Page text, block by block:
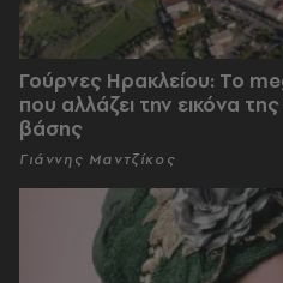
Γούρνες Ηρακλείου: To
που αλλάζει την εικόνα
βάσης
Γιάννης Μαντζίκος